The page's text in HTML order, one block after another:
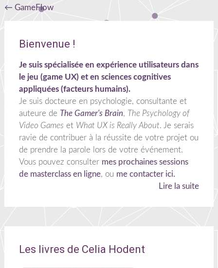
Navigation
de
l'article
← GameFlow
Bienvenue !
Je suis spécialisée en expérience utilisateurs dans
le jeu (game UX) et en sciences cognitives
appliquées (facteurs humains).
Je suis docteure en psychologie, consultante et
auteure de The Gamer's Brain, The Psychology of
Video Games et What UX is Really About. Je serais
ravie de contribuer à la réussite de votre projet ou
de prendre la parole lors de votre événement.
Vous pouvez consulter mes prochaines sessions
de masterclass en ligne, ou me contacter ici.
Lire la suite
Les livres de Celia Hodent